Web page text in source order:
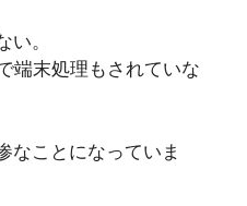
。
端末処理もされていな
なことになっていま